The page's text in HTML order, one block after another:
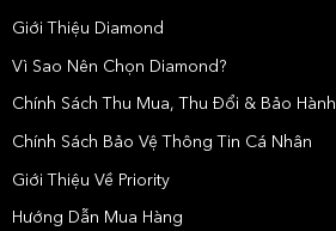
Giới Thiệu Diamond
Vì Sao Nên Chọn Diamond?
Chính Sách Thu Mua, Thu Đổi & Bảo Hành
Chính Sách Bảo Vệ Thông Tin Cá Nhân
Giới Thiệu Về Priority
Hướng Dẫn Mua Hàng